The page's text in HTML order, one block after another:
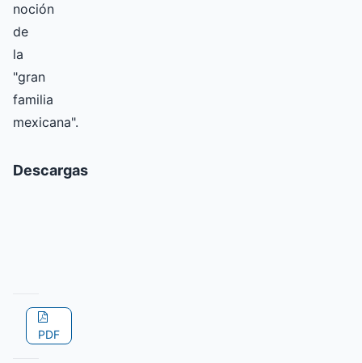
noción
de
la
"gran
familia
mexicana".
Descargas
PDF